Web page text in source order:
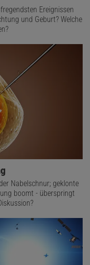
Ereignissen
und Geburt? Welche
Nabelschnur; geklonte
boomt - überspringt